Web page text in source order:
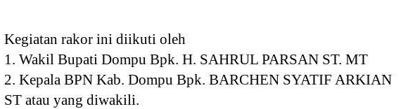
Kegiatan rakor ini diikuti oleh
1. Wakil Bupati Dompu Bpk. H. SAHRUL PARSAN ST. MT
2. Kepala BPN Kab. Dompu Bpk. BARCHEN SYATIF ARKIAN
ST atau yang diwakili.